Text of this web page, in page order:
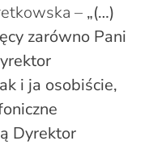
– „(…)
zarówno Pani
i ja osobiście,
Dyrektor